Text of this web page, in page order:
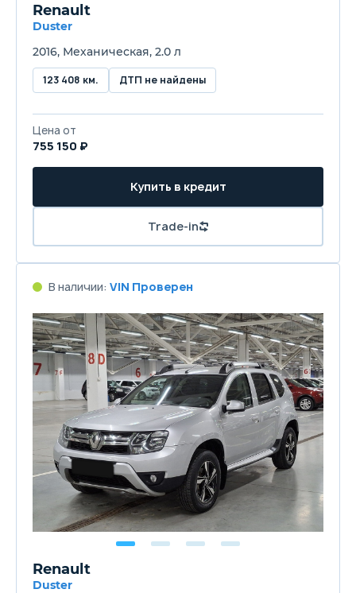
Renault
Duster
2016, Механическая, 2.0 л
123 408 км. ДТП не найдены
Цена от
755 150 ₽
Купить в кредит
Trade-in
В наличии: VIN Проверен
Renault
Duster